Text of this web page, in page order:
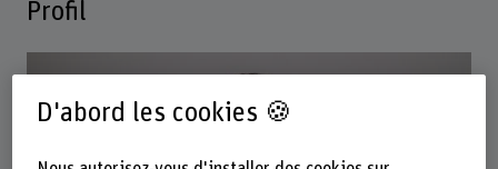
Profil
D'abord les cookies 🍪